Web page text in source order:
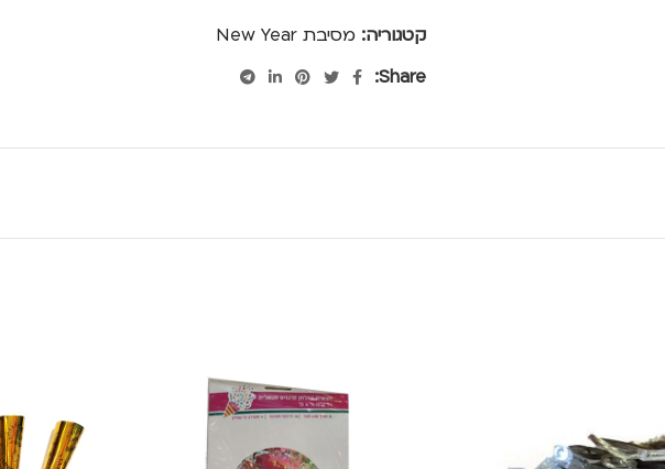
קטגוריה: מסיבת New Year
Share: